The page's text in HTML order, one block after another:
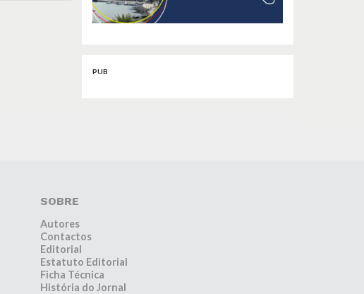
PUB
SOBRE
Autores
Contactos
Editorial
Estatuto Editorial
Ficha Técnica
História do Jornal